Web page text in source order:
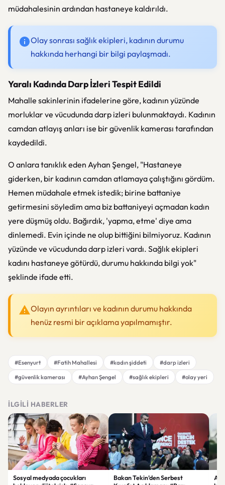
müdahalesinin ardından hastaneye kaldırıldı.
Olay sonrası sağlık ekipleri, kadının durumu
hakkında herhangi bir bilgi paylaşmadı.
Yaralı Kadında Darp İzleri Tespit Edildi
Mahalle sakinlerinin ifadelerine göre, kadının yüzünde
morluklar ve vücudunda darp izleri bulunmaktaydı. Kadının
camdan atlayış anları ise bir güvenlik kamerası tarafından
kaydedildi.
O anlara tanıklık eden Ayhan Şengel, "Hastaneye
giderken, bir kadının camdan atlamaya çalıştığını gördüm.
Hemen müdahale etmek istedik; birine battaniye
getirmesini söyledim ama biz battaniyeyi açmadan kadın
yere düşmüş oldu. Bağırdık, 'yapma, etme' diye ama
dinlemedi. Evin içinde ne olup bittiğini bilmiyoruz. Kadının
yüzünde ve vücudunda darp izleri vardı. Sağlık ekipleri
kadını hastaneye götürdü, durumu hakkında bilgi yok"
şeklinde ifade etti.
Olayın ayrıntıları ve kadının durumu hakkında
henüz resmi bir açıklama yapılmamıştır.
#Esenyurt #Fatih Mahallesi #kadın şiddeti
#darp izleri
#güvenlik kamerası
#Ayhan Şengel #sağlık ekipleri #olay yeri
İLGILI HABERLER
Sosyal medyada çocukları
Bakan Tekin’den Serbest